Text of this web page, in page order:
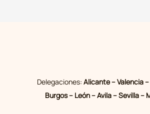
Delegaciones: Alicante – Valencia
Burgos – León – Avila – Sevilla